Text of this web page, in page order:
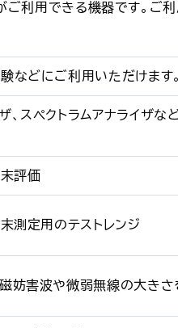
ご利用できる機器です。ご
などにご利用いただけます。
、スペクトラムアナライザな
評価
測定用のテストレンジ
妨害波や微弱無線の大きさ